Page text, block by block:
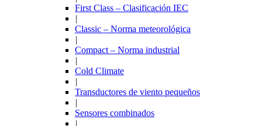
First Class – Clasificación IEC
|
Classic – Norma meteorológica
|
Compact – Norma industrial
|
Cold Climate
|
Transductores de viento pequeños
|
Sensores combinados
|